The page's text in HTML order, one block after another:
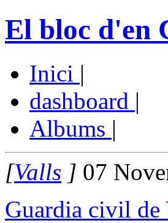
El bloc d'en
Inici |
dashboard |
Albums |
[Valls ] 07
Guardia civil de